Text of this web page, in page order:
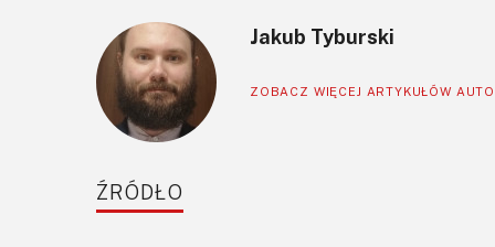
Jakub Tyburski
ZOBACZ WIĘCEJ ARTYKUŁÓW
ŹRÓDŁO